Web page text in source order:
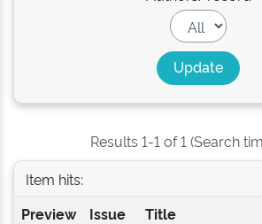
Results 1-1 of 1 (Search
Item hits:
Preview
Issue
Title